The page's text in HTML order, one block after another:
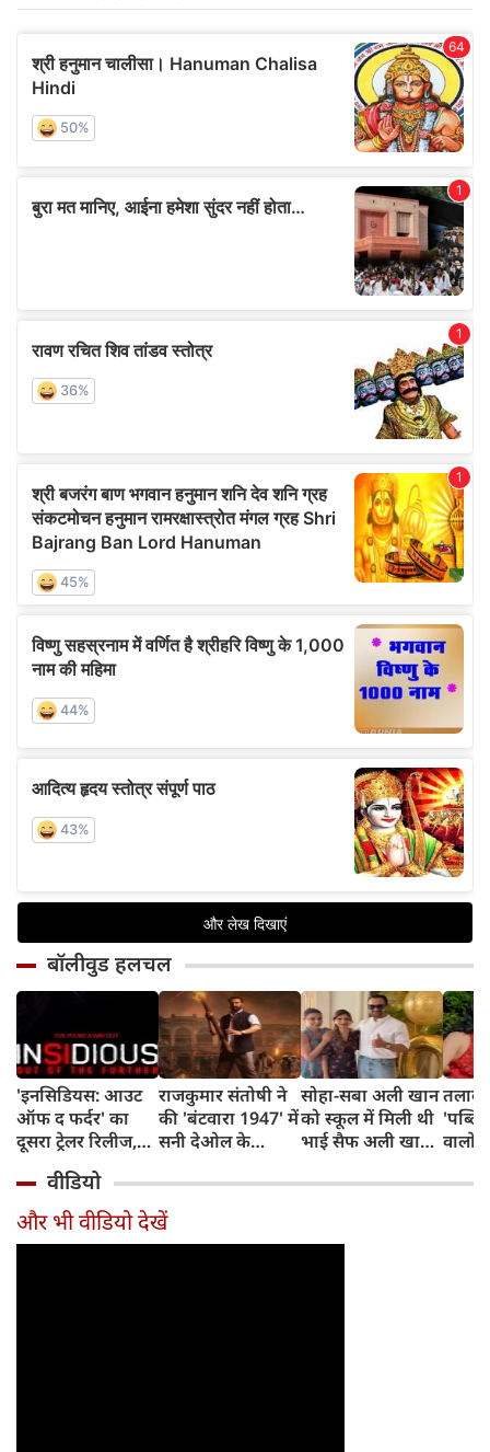
बॉलीवुड हलचल
'इनसिडियस: आउट
ऑफ द फर्दर' का
दूसरा ट्रेलर रिलीज,
डरावना चैप्टर लेकर
लौट रही हॉरर
फ्रैंचाइजी
राजकुमार संतोषी ने
की 'बंटवारा 1947' में
सनी देओल के
सुपरहीरोज़ से तुलना,
कही यह बात
सोहा-सबा अली खान
को स्कूल में मिली थी
भाई सैफ अली खान
शादी की खबर,
वालों
वीडियो
और भी वीडियो देखें